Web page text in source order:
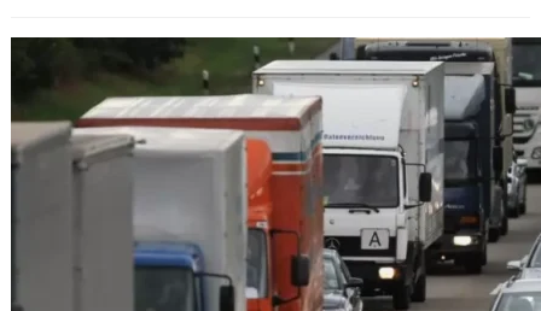
Пътните глоби носят над 200 млн.
лв. приходи, но жертвите по
пътищата остават същите